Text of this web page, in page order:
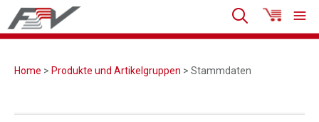
Home > Produkte und Artikelgruppen > Stammdaten